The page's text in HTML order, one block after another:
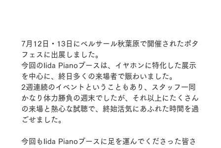
7月12日・13日にベルサール秋葉原で開催されたポタ
フェスに出展しました。
今回のIida Pianoブースは、イヤホンに特化した展示
を中心に、終日多くの来場者で賑わいました。
2週連続のイベントということもあり、スタッフ一同
かなり体力勝負の週末でしたが、それ以上にたくさん
の来場と熱心な試聴で、終始活気にあふれた時間を過
ごせました。
今回もIida Pianoブースに足を運んでくださった皆さ